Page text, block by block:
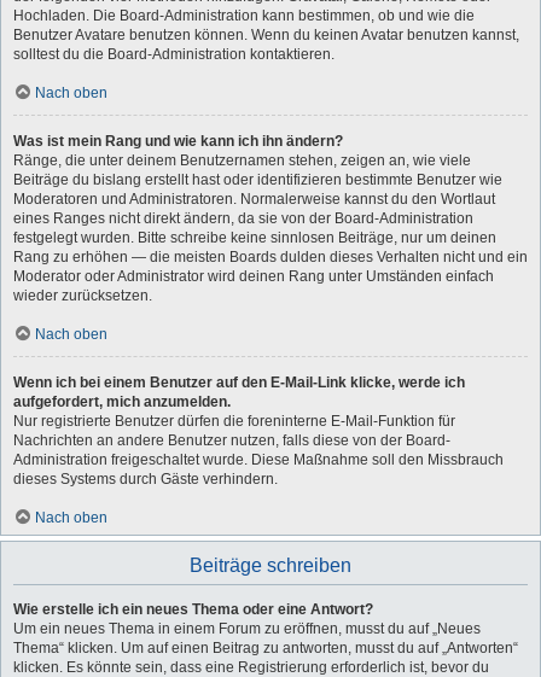
Hochladen. Die Board-Administration kann bestimmen, ob und wie die
Benutzer Avatare benutzen können. Wenn du keinen Avatar benutzen kannst,
solltest du die Board-Administration kontaktieren.
Nach oben
Was ist mein Rang und wie kann ich ihn ändern?
Ränge, die unter deinem Benutzernamen stehen, zeigen an, wie viele
Beiträge du bislang erstellt hast oder identifizieren bestimmte Benutzer wie
Moderatoren und Administratoren. Normalerweise kannst du den Wortlaut
eines Ranges nicht direkt ändern, da sie von der Board-Administration
festgelegt wurden. Bitte schreibe keine sinnlosen Beiträge, nur um deinen
Rang zu erhöhen — die meisten Boards dulden dieses Verhalten nicht und ein
Moderator oder Administrator wird deinen Rang unter Umständen einfach
wieder zurücksetzen.
Nach oben
Wenn ich bei einem Benutzer auf den E-Mail-Link klicke, werde ich
aufgefordert, mich anzumelden.
Nur registrierte Benutzer dürfen die foreninterne E-Mail-Funktion für
Nachrichten an andere Benutzer nutzen, falls diese von der Board-
Administration freigeschaltet wurde. Diese Maßnahme soll den Missbrauch
dieses Systems durch Gäste verhindern.
Nach oben
Beiträge schreiben
Wie erstelle ich ein neues Thema oder eine Antwort?
Um ein neues Thema in einem Forum zu eröffnen, musst du auf „Neues
Thema“ klicken. Um auf einen Beitrag zu antworten, musst du auf „Antworten“
klicken. Es könnte sein, dass eine Registrierung erforderlich ist, bevor du